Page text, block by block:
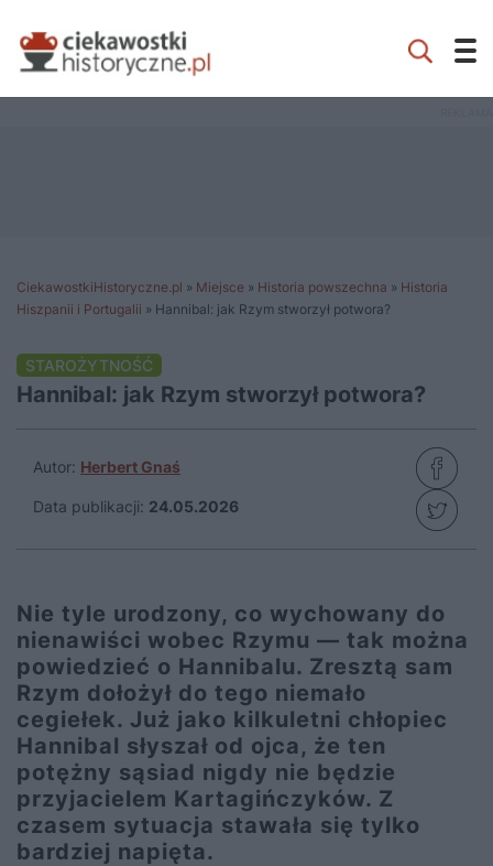
CiekawostkiHistoryczne.pl » Miejsce » Historia powszechna » Historia
Hiszpanii i Portugalii » Hannibal: jak Rzym stworzył potwora?
STAROŻYTNOŚĆ
Hannibal: jak Rzym stworzył potwora?
Autor: Herbert Gnaś
Data publikacji: 24.05.2026
Nie tyle urodzony, co wychowany do
nienawiści wobec Rzymu — tak można
powiedzieć o Hannibalu. Zresztą sam
Rzym dołożył do tego niemało
cegiełek. Już jako kilkuletni chłopiec
Hannibal słyszał od ojca, że ten
potężny sąsiad nigdy nie będzie
przyjacielem Kartagińczyków. Z
czasem sytuacja stawała się tylko
bardziej napięta.